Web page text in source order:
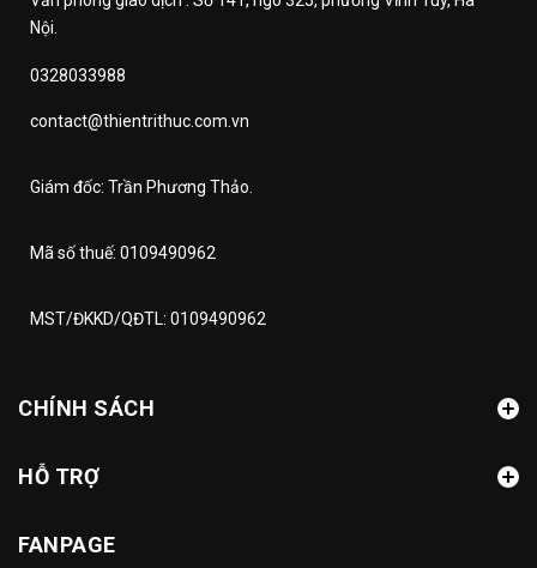
Nội.
0328033988
contact@thientrithuc.com.vn
Giám đốc: Trần Phương Thảo.
Mã số thuế: 0109490962
MST/ĐKKD/QĐTL: 0109490962
CHÍNH SÁCH
HỖ TRỢ
FANPAGE